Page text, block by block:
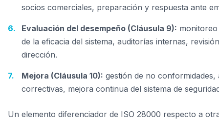
socios comerciales, preparación y respuesta ante
Evaluación del desempeño (Cláusula 9):
de la eficacia del sistema, auditorías internas,
dirección.
Mejora (Cláusula 10): gestión de no conformidades,
correctivas, mejora continua del sistema de
Un elemento diferenciador de ISO 28000 respecto a